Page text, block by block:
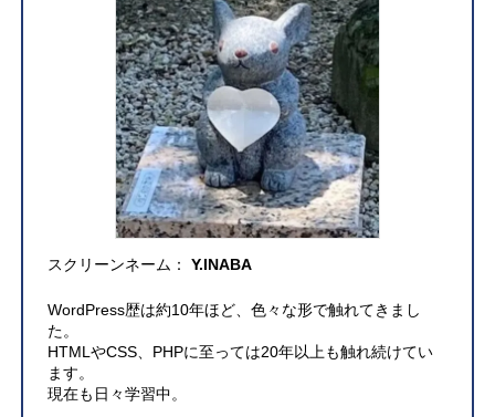
スクリーンネーム： Y.INABA
WordPress歴は約10年ほど、色々な形で触れてきまし
た。
HTMLやCSS、PHPに至っては20年以上も触れ続けてい
ます。
現在も日々学習中。